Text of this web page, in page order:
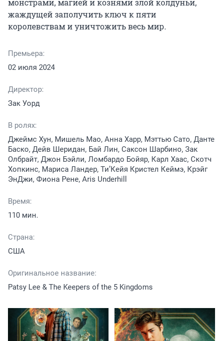
монстрами, магией и кознями злой колдуньи,
жаждущей заполучить ключ к пяти
королевствам и уничтожить весь мир.
Премьера:
02 июля 2024
Директор:
Зак Уорд
В ролях:
Джеймс Хун, Мишель Мао, Анна Харр, Мэттью Сато, Данте
Баско, Дейв Шеридан, Бай Лин, Саксон Шарбино, Зак
Олбрайт, Джон Бэйли, Ломбардо Бойяр, Карл Хаас, Скотч
Хопкинс, Мариса Ландер, Ти’Кейя Кристел Кеймэ, Крэйг
ЭнДжи, Фиона Рене, Aris Underhill
Время:
110 мин.
Страна:
США
Оригинальное название:
Patsy Lee & The Keepers of the 5 Kingdoms